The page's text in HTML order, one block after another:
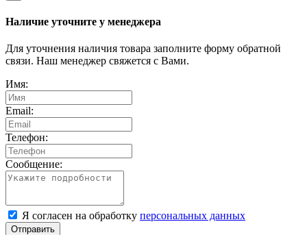
Наличие уточните у менеджера
Для уточнения наличия товара заполните форму обратной
связи. Наш менеджер свяжется с Вами.
Имя:
Email:
Телефон:
Сообщение:
Я согласен на обработку персональных данных
Отправить